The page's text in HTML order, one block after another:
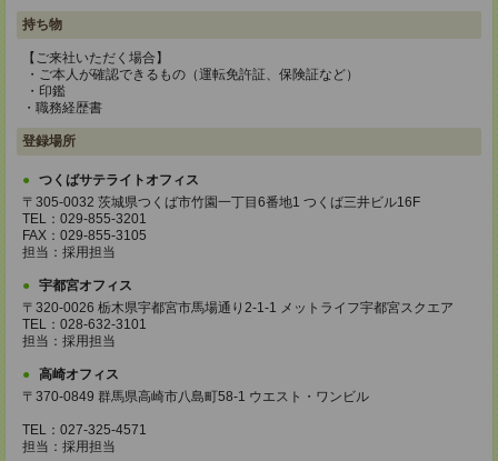
持ち物
【ご来社いただく場合】
・ご本人が確認できるもの（運転免許証、保険証など）
・印鑑
・職務経歴書
登録場所
つくばサテライトオフィス
〒305-0032 茨城県つくば市竹園一丁目6番地1 つくば三井ビル16F
TEL：029-855-3201
FAX：029-855-3105
担当：採用担当
宇都宮オフィス
〒320-0026 栃木県宇都宮市馬場通り2-1-1 メットライフ宇都宮スクエア
TEL：028-632-3101
担当：採用担当
高崎オフィス
〒370-0849 群馬県高崎市八島町58-1 ウエスト・ワンビル
TEL：027-325-4571
担当：採用担当